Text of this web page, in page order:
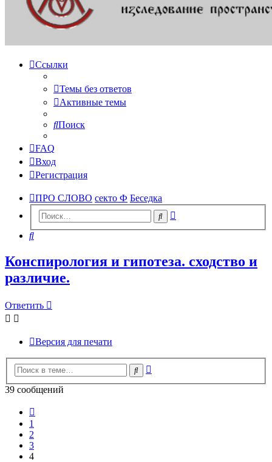
Ссылки
Темы без ответов
Активные темы
Поиск
FAQ
Вход
Регистрация
ПРО СЛОВО секто Ф Беседка
Поиск
Поиск
Конспирология и гипотеза. сходство и
различие.
Ответить
Версия для печати
Поиск
39 сообщений
1
2
3
4